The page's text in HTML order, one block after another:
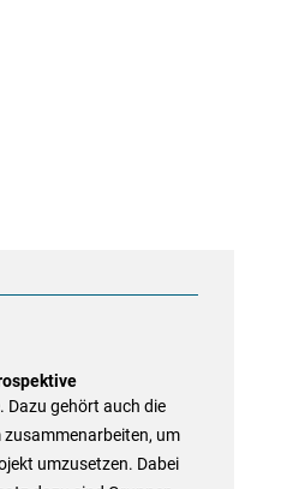
Dazu gehört auch die
um
umzusetzen. Dabei